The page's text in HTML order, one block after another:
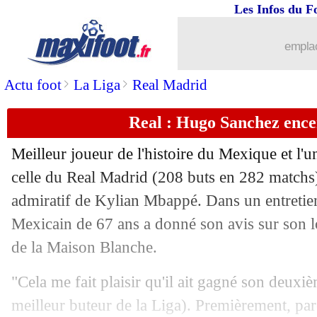
Actu foot> La Liga> Real Madrid
Les Infos du
Real : Hugo Sanchez
Meilleur joueur de l'histoire du Mexique et
celle du Real Madrid (208 buts en 282
admiratif de Kylian Mbappé. Dans un
Mexicain de 67 ans a donné son avis sur son
de la Maison Blanche.
"Cela me fait plaisir qu'il ait gagné son
meilleur buteur de la Liga). Premièrement,
Atalanta : Palladino remercié
09/06 PSG: Besiktas se positionne pour
: G. Garcia intéresse la Real
09/06 Strasbourg: Bajic file en D3
09/06 PSG: Ramos évoque son rôle de
09/06 Liverpool : Eichhorn dit non !
09/06 Lens: Sage va partir pour 3 M€
ASSE : Porto discute pour Stassin